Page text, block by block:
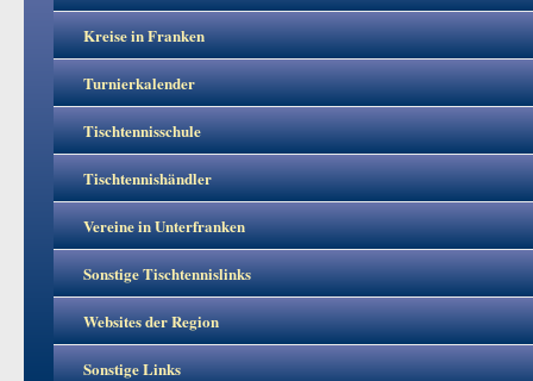
Kreise in Franken
Turnierkalender
Tischtennisschule
Tischtennishändler
Vereine in Unterfranken
Sonstige Tischtennislinks
Websites der Region
Sonstige Links